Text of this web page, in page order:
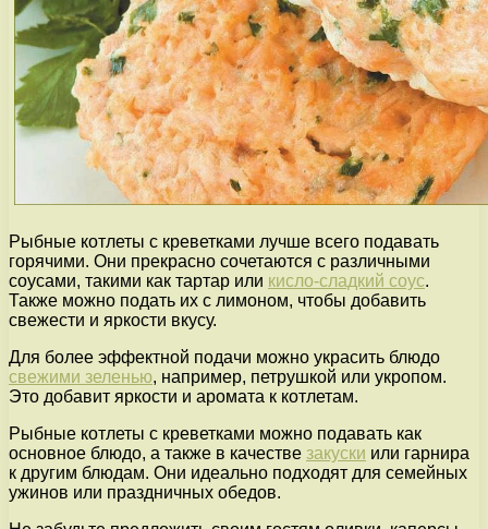
Рыбные котлеты с креветками лучше всего подавать
горячими. Они прекрасно сочетаются с различными
соусами, такими как тартар или кисло-сладкий соус.
Также можно подать их с лимоном, чтобы добавить
свежести и яркости вкусу.
Для более эффектной подачи можно украсить блюдо
свежими зеленью, например, петрушкой или укропом.
Это добавит яркости и аромата к котлетам.
Рыбные котлеты с креветками можно подавать как
основное блюдо, а также в качестве закуски или гарнира
к другим блюдам. Они идеально подходят для семейных
ужинов или праздничных обедов.